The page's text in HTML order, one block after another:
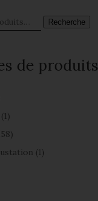
Recherche
de produits
(1)
(1)